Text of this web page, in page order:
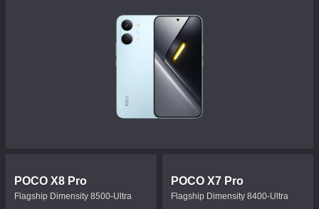
POCO X8 Pro
Flagship Dimensity 8500-Ultra
POCO X7 Pro
Flagship Dimensity 8400-Ultra